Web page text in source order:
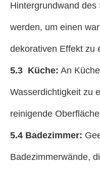
Hintergrundwand
werden, um einen
dekorativen Effekt zu
5.3 Küche: An
Wasserdichtigkeit zu
reinigende
5.4 Badezimmer:
Badezimmerwände,